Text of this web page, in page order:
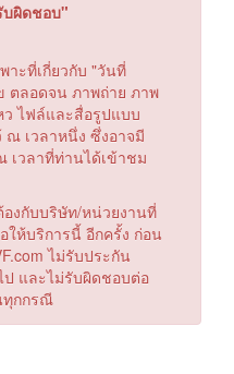
บผิดชอบ"
ะที่เกี่ยวกับ "วันที่
ตลอดจน ภาพถ่าย ภาพ
ไฟล์และสื่อรูปแบบ
ณ เวลาหนึ่ง ซึ่งอาจมี
เวลาที่ท่านได้เข้าชม
งกับบริษัท/หน่วยงานที่
ให้บริการนี้ อีกครั้ง ก่อน
ไม่รับประกัน
ป และไม่รับผิดชอบต่อ
ทุกกรณี